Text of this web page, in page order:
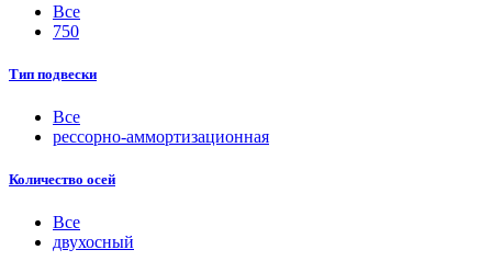
Все
750
Тип подвески
Все
рессорно-аммортизационная
Количество осей
Все
двухосный